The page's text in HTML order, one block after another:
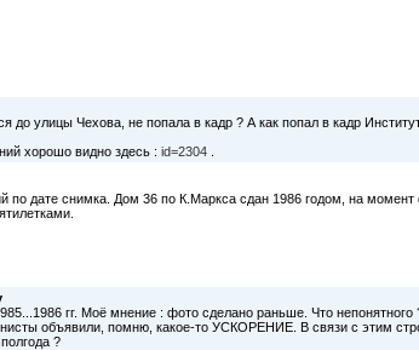
до улицы Чехова, не попала в кадр ? А как попал в кадр
хорошо видно здесь : id=2304
по дате снимка. Дом 36 по К.Маркса сдан 1986 годом, на
гг. Моё мнение : фото сделано раньше. Что непонятного
объявили, помню, какое-то УСКОРЕНИЕ. В связи с этим
?